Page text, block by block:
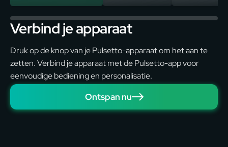
Verbind je apparaat
Druk op de knop van je Pulsetto-apparaat om het aan te
zetten. Verbind je apparaat met de Pulsetto-app voor
eenvoudige bediening en personalisatie.
Ontspan nu